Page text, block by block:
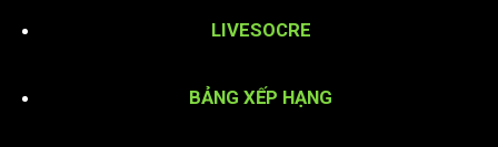
LIVESOCRE
BẢNG XẾP HẠNG